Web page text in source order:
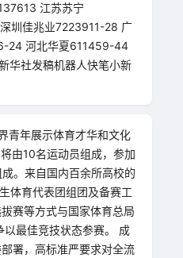
江苏苏宁
圳佳兆业7223911-28 广
24 河北华夏611459-44
华社发稿机器人快笔小新
青年展示体育才华和文化
由10名运动员组成，参加
。来自国内百余所高校的
体育代表团组团及备赛工
赛等方式与国家体育总局
最佳竞技状态参赛。 成
署，高标准严要求对全流